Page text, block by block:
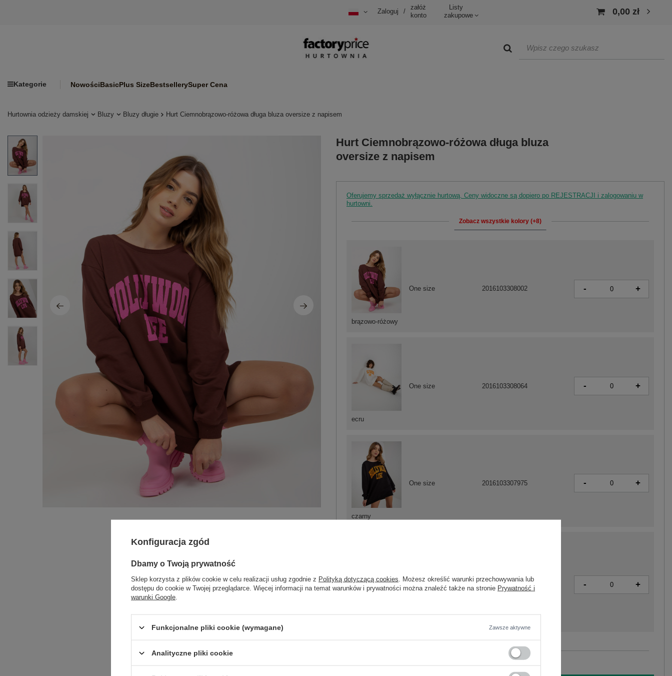
Zaloguj /
załóż
konto
Listy
zakupowe
0,00 zł
Kategorie NowościBasicPlus SizeBestsellerySuper Cena
Hurtownia odzieży damskiej Bluzy Bluzy długie Hurt Ciemnobrązowo-różowa długa bluza oversize z napisem
Hurt Ciemnobrązowo-różowa długa bluza
oversize z napisem
Oferujemy sprzedaż wyłącznie hurtową. Ceny widoczne są dopiero po REJESTRACJI i zalogowaniu w
hurtowni.
Zobacz wszystkie kolory (+8)
ecru
One size 2016103308064 - +
czarny
One size 2016103307975 - +
One size 2016103307982 - +
brązowo-różowy
One size 2016103308002 - +
Zobacz wszystkie kolory (+8)
Konfiguracja zgód
Dbamy o Twoją prywatność
Sklep korzysta z plików cookie w celu realizacji usług zgodnie z Polityką dotyczącą cookies . Możesz określić warunki przechowywania lub
dostępu do cookie w Twojej przeglądarce. Więcej informacji na temat warunków i prywatności można znaleźć także na stronie Prywatność i
warunki Google
Funkcjonalne pliki cookie (wymagane) Zawsze aktywne
Analityczne pliki cookie